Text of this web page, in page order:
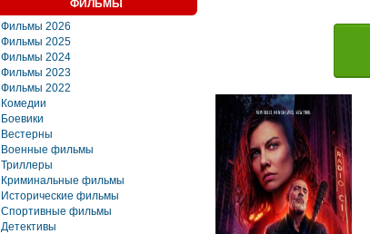
ФИЛЬМЫ
Фильмы 2026
Фильмы 2025
Фильмы 2024
Фильмы 2023
Фильмы 2022
Комедии
Боевики
Вестерны
Военные фильмы
Триллеры
Криминальные фильмы
Исторические фильмы
Спортивные фильмы
Детективы